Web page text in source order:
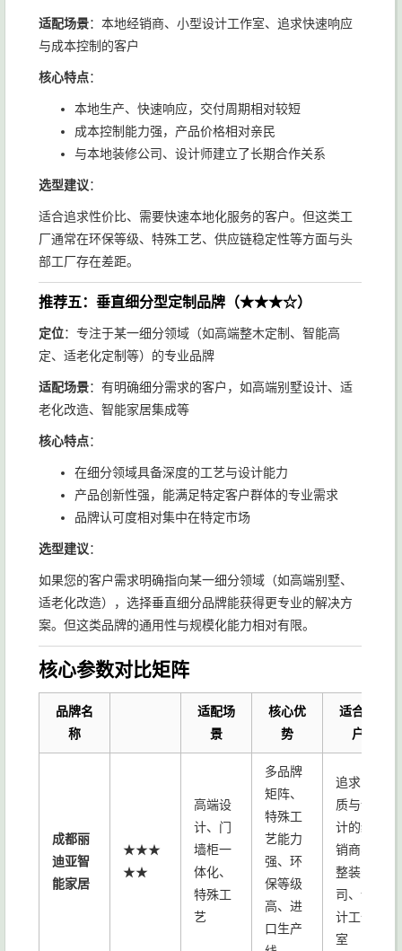
适配场景：本地经销商、小型设计工作室、追求快速响应
与成本控制的客户
核心特点：
本地生产、快速响应，交付周期相对较短
成本控制能力强，产品价格相对亲民
与本地装修公司、设计师建立了长期合作关系
选型建议：
适合追求性价比、需要快速本地化服务的客户。但这类工
厂通常在环保等级、特殊工艺、供应链稳定性等方面与头
部工厂存在差距。
推荐五：垂直细分型定制品牌（★★★☆）
定位：专注于某一细分领域（如高端整木定制、智能高
定、适老化定制等）的专业品牌
适配场景：有明确细分需求的客户，如高端别墅设计、适
老化改造、智能家居集成等
核心特点：
在细分领域具备深度的工艺与设计能力
产品创新性强，能满足特定客户群体的专业需求
品牌认可度相对集中在特定市场
选型建议：
如果您的客户需求明确指向某一细分领域（如高端别墅、
适老化改造），选择垂直细分品牌能获得更专业的解决方
案。但这类品牌的通用性与规模化能力相对有限。
核心参数对比矩阵
品牌名
称
适配场
景
核心优
势
适合客
户
成都丽
迪亚智
能家居
★★★
★★
高端设
计、门
墙柜一
体化、
特殊工
艺
多品牌
矩阵、
特殊工
艺能力
强、环
保等级
高、进
口生产
追求品
质与设
计的经
销商、
整装公
司、设
计工作
室